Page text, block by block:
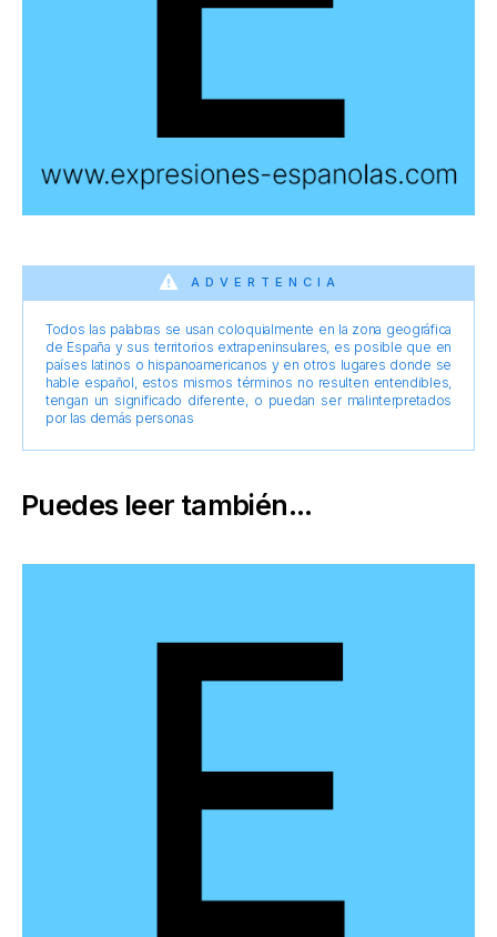
ADVERTENCIA
Todos las palabras se usan coloquialmente en la zona geográfica
de España y sus territorios extrapeninsulares, es posible que en
países latinos o hispanoamericanos y en otros lugares donde se
hable español, estos mismos términos no resulten entendibles,
tengan un significado diferente, o puedan ser malinterpretados
por las demás personas
Puedes leer también...